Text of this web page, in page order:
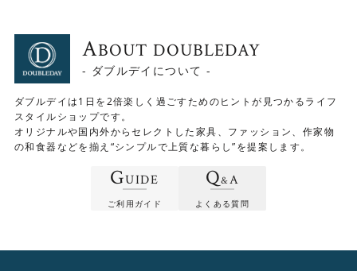
ABOUT DOUBLEDAY
- ダブルデイについて -
ダブルデイは1日を2倍楽しく過ごすためのヒントが見つかるライフ
スタイルショップです。
オリジナルや国内外からセレクトした家具、ファッション、作家物
の和食器などを揃え“シンプルで上質な暮らし”を提案します。
GUIDE
ご利用ガイド
Q&A
よくある質問